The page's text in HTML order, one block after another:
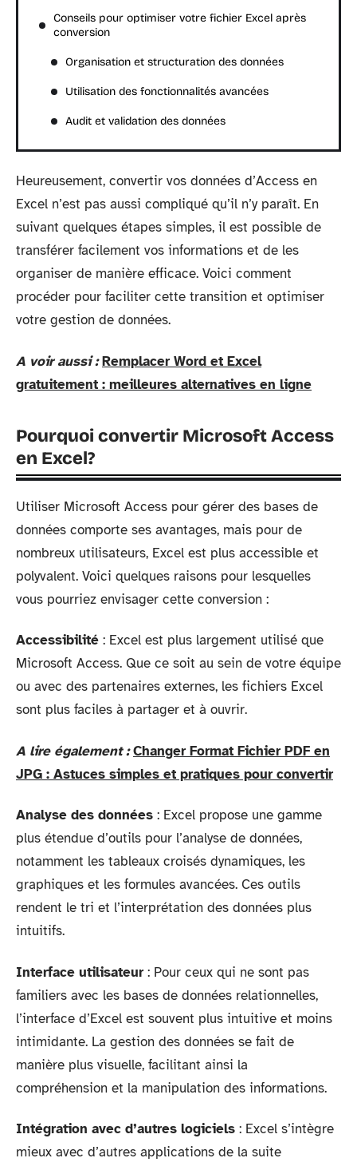
Conseils pour optimiser votre fichier Excel après
conversion
Organisation et structuration des données
Utilisation des fonctionnalités avancées
Audit et validation des données
Heureusement, convertir vos données d’Access en
Excel n’est pas aussi compliqué qu’il n’y paraît. En
suivant quelques étapes simples, il est possible de
transférer facilement vos informations et de les
organiser de manière efficace. Voici comment
procéder pour faciliter cette transition et optimiser
votre gestion de données.
A voir aussi : Remplacer Word et Excel
gratuitement : meilleures alternatives en ligne
Pourquoi convertir Microsoft Access
en Excel?
Utiliser Microsoft Access pour gérer des bases de
données comporte ses avantages, mais pour de
nombreux utilisateurs, Excel est plus accessible et
polyvalent. Voici quelques raisons pour lesquelles
vous pourriez envisager cette conversion :
Accessibilité : Excel est plus largement utilisé que
Microsoft Access. Que ce soit au sein de votre équipe
ou avec des partenaires externes, les fichiers Excel
sont plus faciles à partager et à ouvrir.
A lire également : Changer Format Fichier PDF en
JPG : Astuces simples et pratiques pour convertir
Analyse des données : Excel propose une gamme
plus étendue d’outils pour l’analyse de données,
notamment les tableaux croisés dynamiques, les
graphiques et les formules avancées. Ces outils
rendent le tri et l’interprétation des données plus
intuitifs.
Interface utilisateur : Pour ceux qui ne sont pas
familiers avec les bases de données relationnelles,
l’interface d’Excel est souvent plus intuitive et moins
intimidante. La gestion des données se fait de
manière plus visuelle, facilitant ainsi la
compréhension et la manipulation des informations.
Intégration avec d’autres logiciels : Excel s’intègre
mieux avec d’autres applications de la suite